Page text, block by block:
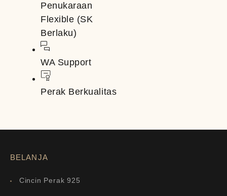
Penukaraan
Flexible (SK
Berlaku)
WA Support
Perak Berkualitas
BELANJA
Cincin Perak 925